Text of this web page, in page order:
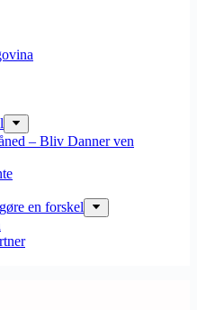
– Bliv Danner ven
en forskel